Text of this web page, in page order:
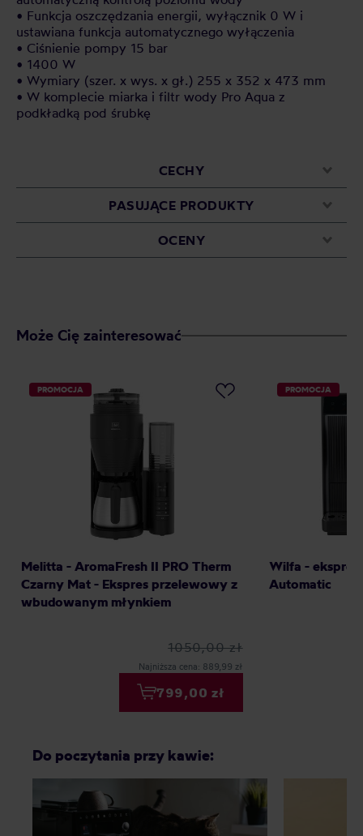
• Funkcja oszczędzania energii, wyłącznik 0 W i
ustawiana funkcja automatycznego wyłączenia
• Ciśnienie pompy 15 bar
• 1400 W
• Wymiary (szer. x wys. x gł.) 255 x 352 x 473 mm
• W komplecie miarka i filtr wody Pro Aqua z
podkładką pod śrubkę
CECHY
PASUJĄCE PRODUKTY
OCENY
Może Cię zainteresować
PROMOCJA
Melitta - AromaFresh II PRO Therm
Czarny Mat - Ekspres przelewowy z
wbudowanym młynkiem
1050,00 zł
Najniższa cena: 889,99 zł
799,00 zł
PROMOCJA
Wilfa -
Automatic
Do poczytania przy kawie: